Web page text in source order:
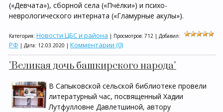
(«Девчата»), сборной села («Пчёлки») и психо-
неврологического интерната («Гламурные акулы»).
Категория: Новости ЦБС и района | Просмотров: 712 | Добавил:
РФ | Дата: 12.03.2020 | Комментарии (0)
"Великая дочь башкирского народа"
В Сапыковской сельской библиотеке провели
литературный час, посвященный Хадии
Лутфулловне Давлетшиной, автору